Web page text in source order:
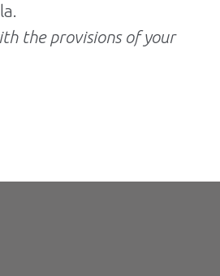
the provisions of your